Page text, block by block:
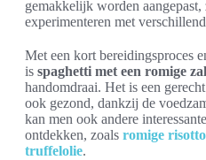
gemakkelijk worden aangepast,
experimenteren met
Met een kort bereidingsproces
is spaghetti met een romige
handomdraai. Het is een
ook gezond, dankzij de
kan men ook andere
ontdekken, zoals romige
truffelolie.